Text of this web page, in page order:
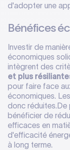
d'adopter une
Bénéfices
Investir de
économiques
intègrent des
et plus
pour faire face
économiques.
donc réduites.De
bénéficier de
efficaces en
d'efficacité
à long terme.